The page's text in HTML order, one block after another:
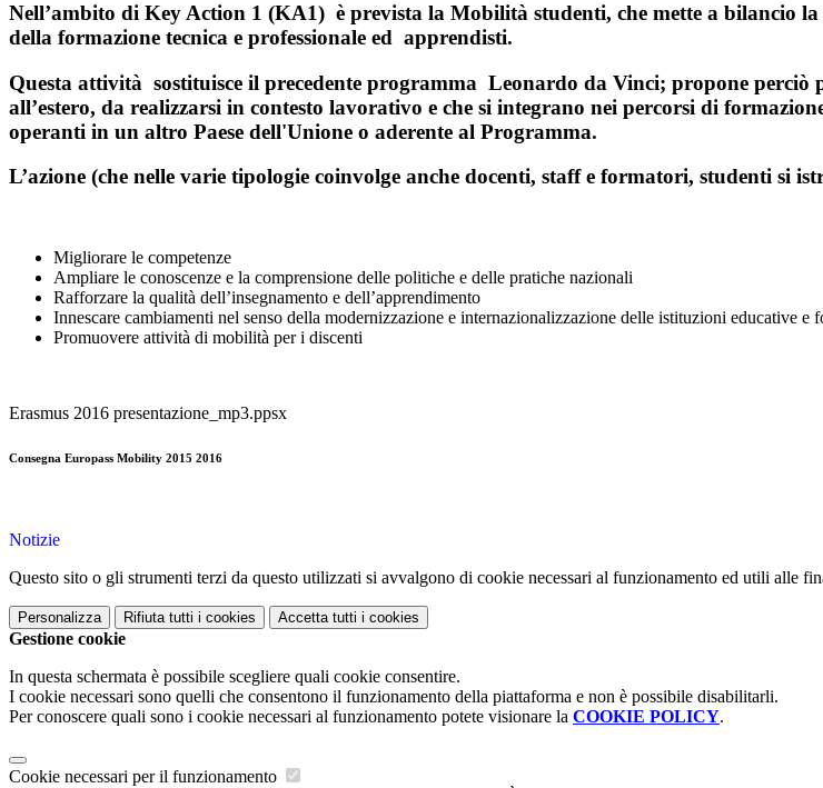
Nell’ambito di Key Action 1 (KA1) è prevista la Mobilità studenti, che mette a bilancio
della formazione tecnica e professionale ed apprendisti.
Questa attività sostituisce il precedente programma Leonardo da Vinci; propone perciò
all’estero, da realizzarsi in contesto lavorativo e che si integrano nei percorsi di
operanti in un altro Paese dell'Unione o aderente al Programma.
L’azione (che nelle varie tipologie coinvolge anche docenti, staff e formatori, studenti
Migliorare le competenze
Ampliare le conoscenze e la comprensione delle politiche e delle pratiche nazionali
Rafforzare la qualità dell’insegnamento e dell’apprendimento
Innescare cambiamenti nel senso della modernizzazione e internazionalizzazione delle istituzioni educative e
Promuovere attività di mobilità per i discenti
Erasmus 2016 presentazione_mp3.ppsx
Consegna Europass Mobility 2015 2016
Notizie
Questo sito o gli strumenti terzi da questo utilizzati si avvalgono di cookie necessari al funzionamento ed utili alle
Personalizza Rifiuta tutti i cookies Accetta tutti i cookies
Gestione cookie
In questa schermata è possibile scegliere quali cookie consentire.
I cookie necessari sono quelli che consentono il funzionamento della piattaforma e non è possibile disabilitarli.
Per conoscere quali sono i cookie necessari al funzionamento potete visionare la COOKIE POLICY.
Cookie necessari per il funzionamento